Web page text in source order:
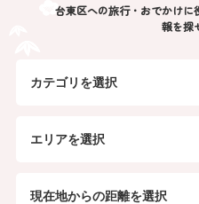
台東区への旅行・おでかけ
報を探
カテゴリを選択
エリアを選択
現在地からの距離を選択